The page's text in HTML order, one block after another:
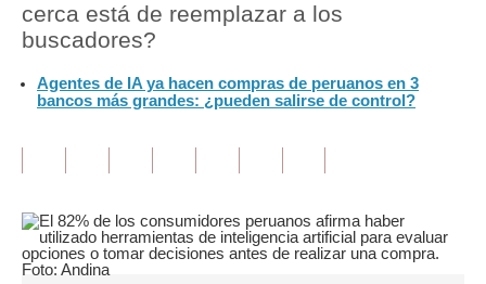
Plus G
Editorial
Tendencias
cerca está de reemplazar a los
buscadores?
Agentes de IA ya hacen compras de peruanos en 3
bancos más grandes: ¿pueden salirse de control?